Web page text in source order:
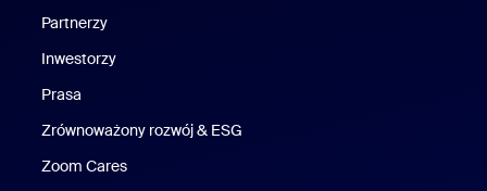
Partnerzy
Inwestorzy
Prasa
Zrównoważony rozwój & ESG
Zoom Cares